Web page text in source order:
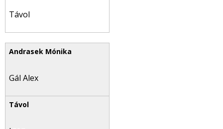
Távol
Gál Alex